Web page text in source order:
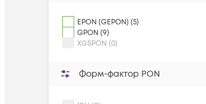
EPON (GEPON) (5)
GPON (9)
XGSPON (0)
Форм-фактор PON